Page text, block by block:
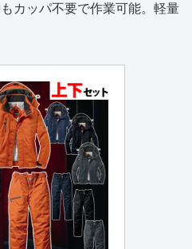
カッパ不要で作業可能。軽量